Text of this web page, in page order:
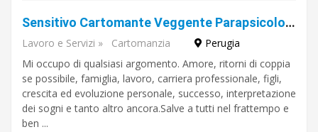
Sensitivo Cartomante Veggente Parapsicologo Daniel De Santi Cartomanzia dal vivo e telefonica
Lavoro e Servizi » Cartomanzia
Perugia
Mi occupo di qualsiasi argomento. Amore, ritorni di coppia
se possibile, famiglia, lavoro, carriera professionale, figli,
crescita ed evoluzione personale, successo, interpretazione
dei sogni e tanto altro ancora.Salve a tutti nel frattempo e
ben ...